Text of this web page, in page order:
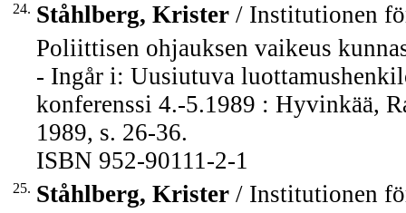
24. Ståhlberg, Krister / Institutionen
Poliittisen ohjauksen vaikeus
- Ingår i: Uusiutuva
konferenssi 4.-5.1989 : Hyvinkää,
1989, s. 26-36.
ISBN 952-90111-2-1
25. Ståhlberg, Krister / Institutionen